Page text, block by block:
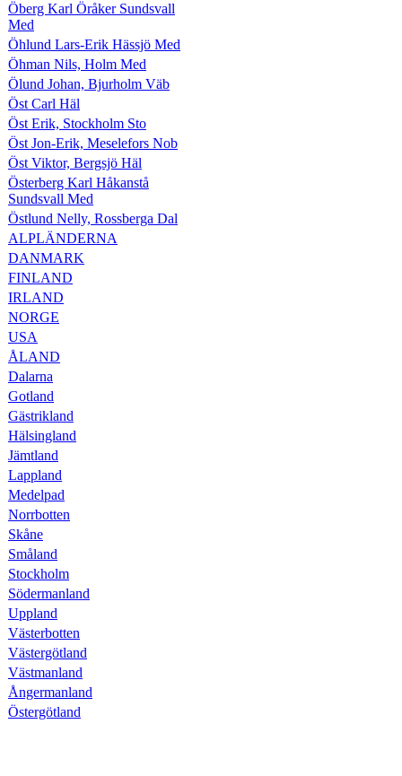
Öberg Karl Öråker Sundsvall
Med
Öhlund Lars-Erik Hässjö Med
Öhman Nils, Holm Med
Ölund Johan, Bjurholm Väb
Öst Carl Häl
Öst Erik, Stockholm Sto
Öst Jon-Erik, Meselefors Nob
Öst Viktor, Bergsjö Häl
Österberg Karl Håkanstå
Sundsvall Med
Östlund Nelly, Rossberga Dal
ALPLÄNDERNA
DANMARK
FINLAND
IRLAND
NORGE
USA
ÅLAND
Dalarna
Gotland
Gästrikland
Hälsingland
Jämtland
Lappland
Medelpad
Norrbotten
Skåne
Småland
Stockholm
Södermanland
Uppland
Västerbotten
Västergötland
Västmanland
Ångermanland
Östergötland